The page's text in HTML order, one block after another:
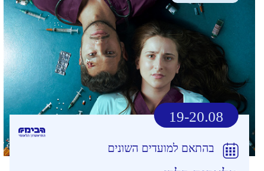
19-20.08
בהתאם למועדים השונים